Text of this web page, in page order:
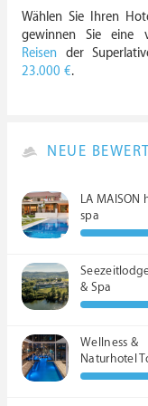
Wählen Sie Ihren
gewinnen Sie eine
Reisen der
23.000 €.
NEUE
LA MAISON
spa
& Spa
Wellness &
Naturhotel
****S